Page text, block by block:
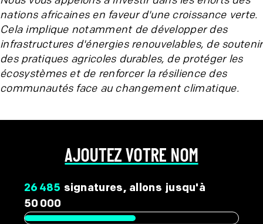
nations africaines en faveur d'une croissance verte.
Cela implique notamment de développer des
infrastructures d'énergies renouvelables, de soutenir
des pratiques agricoles durables, de protéger les
écosystèmes et de renforcer la résilience des
communautés face au changement climatique.
AJOUTEZ VOTRE NOM
26 485 signatures, allons jusqu'à
50 000